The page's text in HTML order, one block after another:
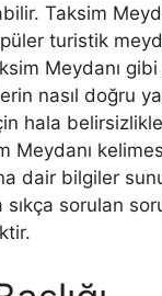
Taksim
turistik
Meydanı gibi
nasıl doğru
hala
Meydanı
dair bilgiler
sıkça sorulan